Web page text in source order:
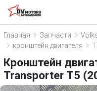
Главная Запчасти
кронштейн двигателя
Кронштейн
Transporter T5